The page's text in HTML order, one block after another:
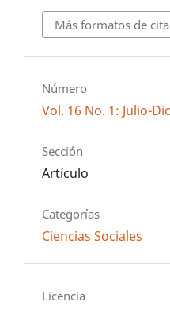
Más formatos de cita
Número
Vol. 16 No. 1: Julio-
Sección
Artículo
Categorías
Ciencias Sociales
Licencia